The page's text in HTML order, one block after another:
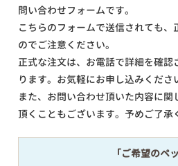
問い合わせフォームです。
こちらのフォームで送信されても
のでご注意ください。
正式な注文は、お電話で詳細を確認
ります。お気軽にお申し込みくださ
また、お問い合わせ頂いた内容に
頂くこともございます。予めご了承
「ご希望のペ